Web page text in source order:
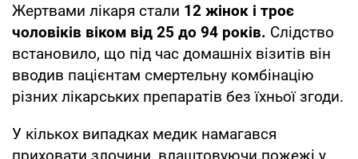
Жертвами лікаря стали 12 жінок і троє
чоловіків віком від 25 до 94 років. Слідство
встановило, що під час домашніх візитів він
вводив пацієнтам смертельну комбінацію
різних лікарських препаратів без їхньої згоди.
У кількох випадках медик намагався
приховати злочини, влаштовуючи пожежі у